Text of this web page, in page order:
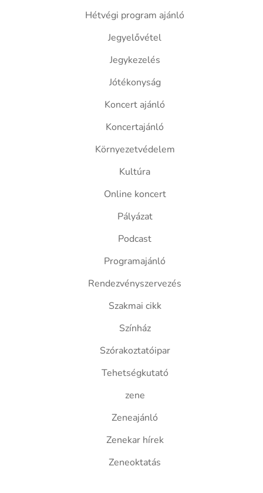
Hétvégi program ajánló
Jegyelővétel
Jegykezelés
Jótékonyság
Koncert ajánló
Koncertajánló
Környezetvédelem
Kultúra
Online koncert
Pályázat
Podcast
Programajánló
Rendezvényszervezés
Szakmai cikk
Színház
Szórakoztatóipar
Tehetségkutató
zene
Zeneajánló
Zenekar hírek
Zeneoktatás